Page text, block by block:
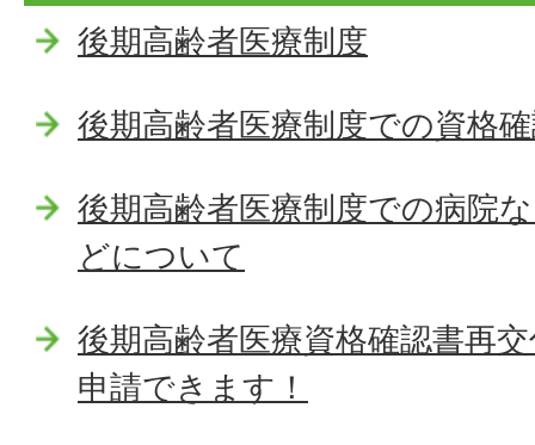
後期高齢者医療制度
後期高齢者医療制度での資格
後期高齢者医療制度での病院
どについて
後期高齢者医療資格確認書再
申請できます！